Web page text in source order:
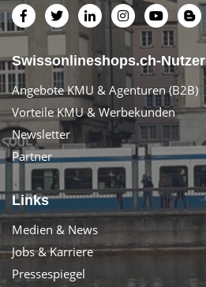
Swissonlineshops.ch-Nutzer
Angebote KMU & Agenturen (B2B)
Vorteile KMU & Werbekunden
Newsletter
Partner
Links
Medien & News
Jobs & Karriere
Pressespiegel